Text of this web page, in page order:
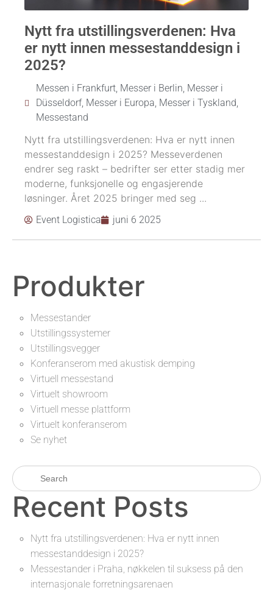
Nytt fra utstillingsverdenen: Hva
er nytt innen messestanddesign i
2025?
Messen i Frankfurt, Messer i Berlin, Messer i
Düsseldorf, Messer i Europa, Messer i Tyskland,
Messestand
Nytt fra utstillingsverdenen: Hva er nytt innen
messestanddesign i 2025? Messeverdenen
endrer seg raskt – bedrifter ser etter stadig mer
moderne, funksjonelle og engasjerende
løsninger. Året 2025 bringer med seg ...
Event Logistica juni 6 2025
Produkter
Messestander
Utstillingssystemer
Utstillingsvegger
Konferanserom med akustisk demping
Virtuell messestand
Virtuelt showroom
Virtuell messe plattform
Virtuelt konferanserom
Se nyhet
Recent Posts
Nytt fra utstillingsverdenen: Hva er nytt innen
messestanddesign i 2025?
Messestander i Praha, nøkkelen til suksess på den
internasjonale forretningsarenaen